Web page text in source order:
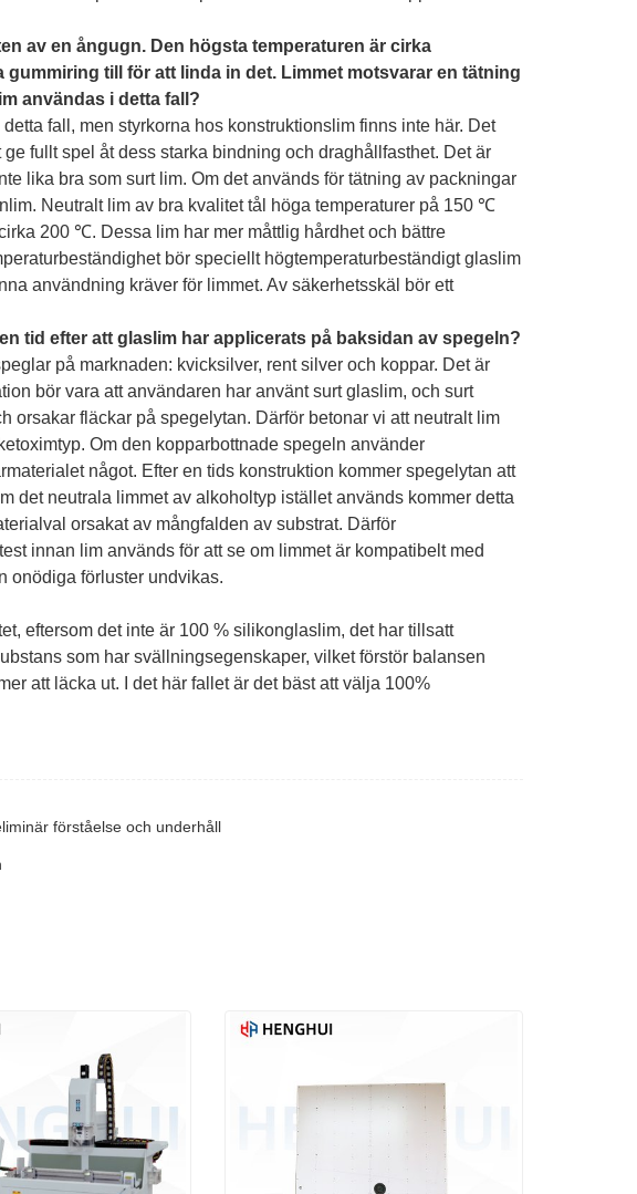
av en ångugn. Den högsta temperaturen är cirka
till för att linda in det. Limmet motsvarar en tätning
användas i detta fall?
fall, men styrkorna hos konstruktionslim finns inte här. Det
fullt spel åt dess starka bindning och draghållfasthet. Det är
lika bra som surt lim. Om det används för tätning av packningar
Neutralt lim av bra kvalitet tål höga temperaturer på 150 ℃
200 ℃. Dessa lim har mer måttlig hårdhet och bättre
bör speciellt högtemperaturbeständigt glaslim
användning kräver för limmet. Av säkerhetsskäl bör ett
tid efter att glaslim har applicerats på baksidan av spegeln?
på marknaden: kvicksilver, rent silver och koppar. Det är
bör vara att användaren har använt surt glaslim, och surt
orsakar fläckar på spegelytan. Därför betonar vi att neutralt lim
Om den kopparbottnade spegeln använder
något. Efter en tids konstruktion kommer spegelytan att
det neutrala limmet av alkoholtyp istället används kommer detta
orsakat av mångfalden av substrat. Därför
innan lim används för att se om limmet är kompatibelt med
onödiga förluster undvikas.
eftersom det inte är 100 % silikonglaslim, det har tillsatt
som har svällningsegenskaper, vilket förstör balansen
att läcka ut. I det här fallet är det bäst att välja 100%
förståelse och underhåll